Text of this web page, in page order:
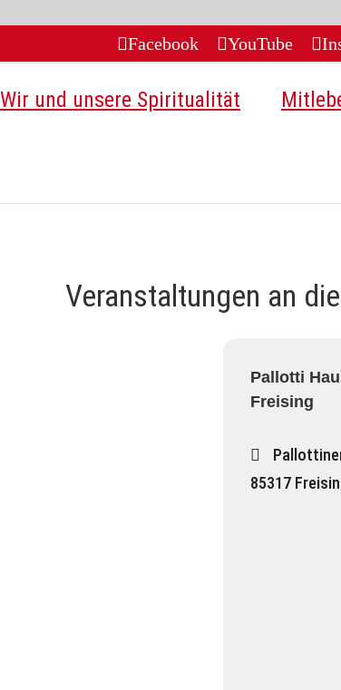
Facebook YouTube
Wir und unsere Spiritualität
Veranstaltungen an
Pallotti
Freising
85317